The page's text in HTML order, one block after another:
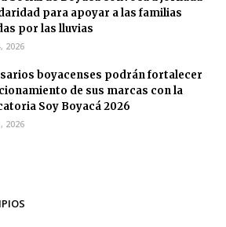
para apoyar a las familias
por las lluvias
2026
boyacenses podrán fortalecer
de sus marcas con la
Soy Boyacá 2026
2026